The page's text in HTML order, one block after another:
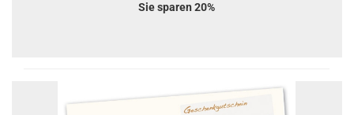
Sie sparen 20%